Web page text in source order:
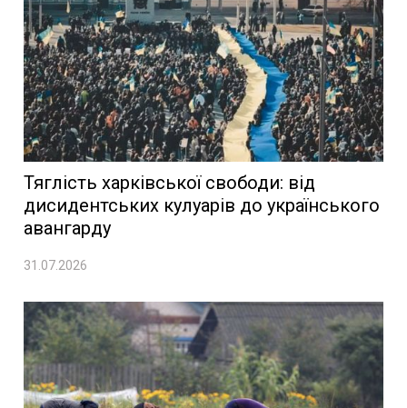
Тяглість харківської свободи: від
дисидентських кулуарів до українського
авангарду
31.07.2026